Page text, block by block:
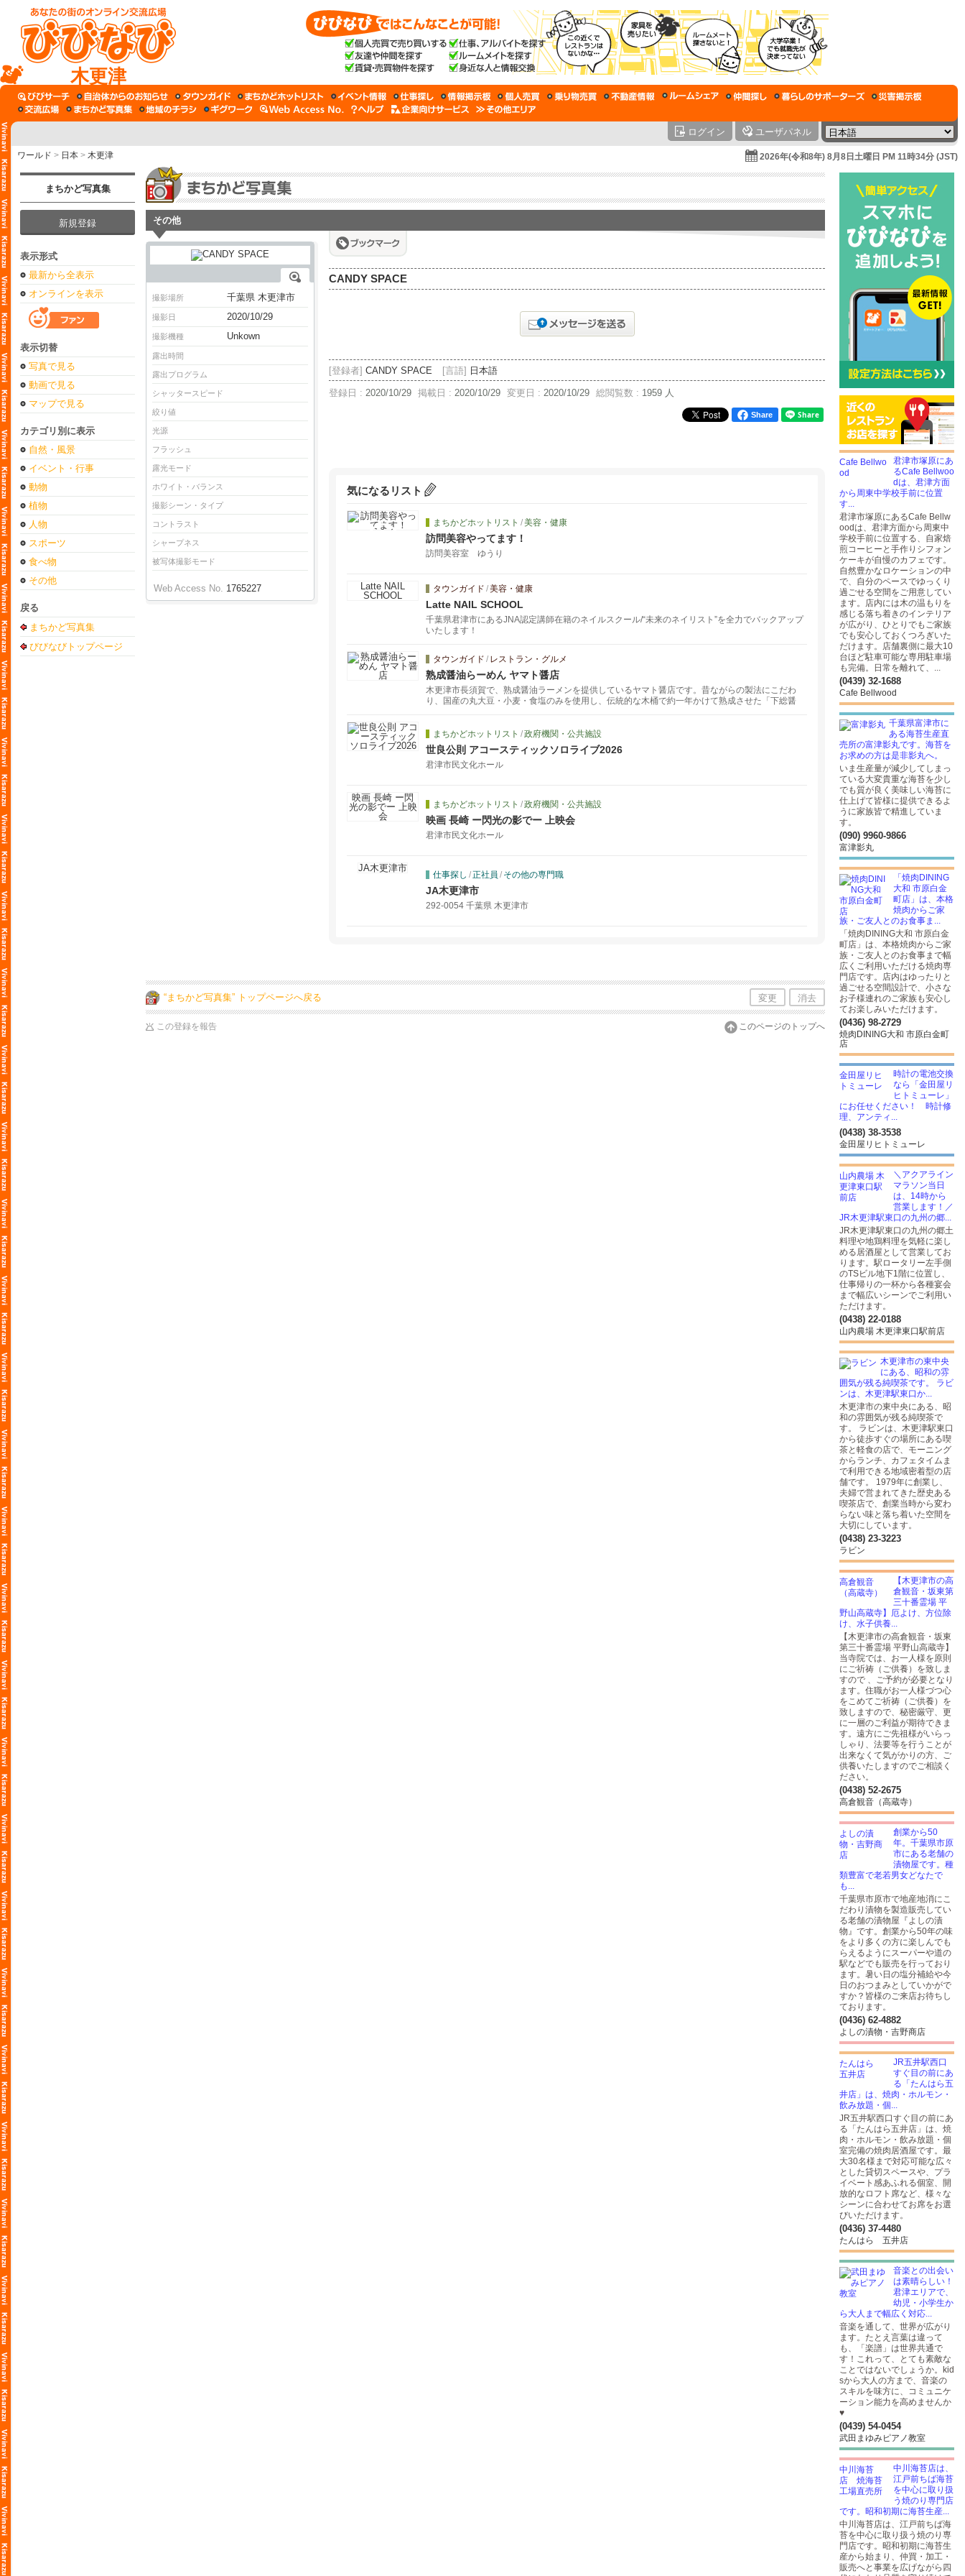
木更津
ログイン ユーザパネル
ワールド > 日本 > 木更津 2026年(令和8年) 8月8日土曜日 PM 11時34分 (JST)
まちかど写真集
新規登録
表示形式
最新から全表示
オンラインを表示
表示切替
写真で見る
動画で見る
マップで見る
カテゴリ別に表示
自然・風景
イベント・行事
動物
植物
人物
スポーツ
食べ物
その他
戻る
まちかど写真集
びびなびトップページ
その他
撮影場所 千葉県 木更津市
撮影日 2020/10/29
撮影機種 Unkown
露出時間
露出プログラム
シャッタースピード
絞り値
光源
フラッシュ
露光モード
ホワイト・バランス
撮影シーン・タイプ
コントラスト
シャープネス
被写体撮影モード
Web Access No. 1765227
CANDY SPACE
[登録者] CANDY SPACE [言語] 日本語
登録日 : 2020/10/29 掲載日 : 2020/10/29 変更日 : 2020/10/29 総閲覧数 : 1959 人
Share
気になるリスト
まちかどホットリスト /美容・健康
訪問美容やってます！
訪問美容室 ゆうり
タウンガイド /美容・健康
Latte NAIL SCHOOL
千葉県君津市にあるJNA認定講師在籍のネイルスクール/“未来のネイリスト”を全力でバックアップ
いたします！
タウンガイド / レストラン・グルメ
熟成醤油らーめん ヤマト醤店
木更津市長須賀で、熟成醤油ラーメンを提供しているヤマト醤店です。昔ながらの製法にこだわ
り、国産の丸大豆・小麦・食塩のみを使用し、伝統的な木桶で約一年かけて熟成させた「下総醤
まちかどホットリスト /政府機関・公共施設
世良公則 アコースティックソロライブ2026
君津市民文化ホール
まちかどホットリスト /政府機関・公共施設
映画 長崎 ー閃光の影でー 上映会
君津市民文化ホール
仕事探し /正社員 / その他の専門職
JA木更津市
292-0054 千葉県 木更津市
“まちかど写真集” トップページへ戻る 変更 消去
この登録を報告 このページのトップへ
君津市塚原にあ
るCafe Bellwoo
dは、君津方面
から周東中学校手前に位置
す...
君津市塚原にあるCafe Bellw
oodは、君津方面から周東中
学校手前に位置する、自家焙
煎コーヒーと手作りシフォン
ケーキが自慢のカフェです。
自然豊かなロケーションの中
で、自分のペースでゆっくり
過ごせる空間をご用意してい
ます。店内には木の温もりを
感じる落ち着きのインテリア
が広がり、ひとりでもご家族
でも安心しておくつろぎいた
だけます。店舗裏側に最大10
台ほど駐車可能な専用駐車場
も完備。日常を離れて、...
(0439) 32-1688
Cafe Bellwood
千葉県富津市に
ある海苔生産直
売所の富津影丸です。海苔を
お求めの方は是非影丸へ。
いま生産量が減少してしまっ
ている大変貴重な海苔を少し
でも質が良く美味しい海苔に
仕上げて皆様に提供できるよ
うに家族皆で精進していま
す。
(090) 9960-9866
富津影丸
「焼肉DINING
大和 市原白金
町店」は、本格
焼肉からご家
族・ご友人とのお食事ま...
「焼肉DINING大和 市原白金
町店」は、本格焼肉からご家
族・ご友人とのお食事まで幅
広くご利用いただける焼肉専
門店です。店内はゆったりと
過ごせる空間設計で、小さな
お子様連れのご家族も安心し
てお楽しみいただけます。
(0436) 98-2729
焼肉DINING大和 市原白金町
店
時計の電池交換
なら「金田屋リ
ヒトミューレ」
にお任せください！ 時計修
理、アンティ...
(0438) 38-3538
金田屋リヒトミューレ
＼アクアライン
マラソン当日
は、14時から
営業します！／
JR木更津駅東口の九州の郷...
JR木更津駅東口の九州の郷土
料理や地鶏料理を気軽に楽し
める居酒屋として営業してお
ります。駅ロータリー左手側
のTSビル地下1階に位置し、
仕事帰りの一杯から各種宴会
まで幅広いシーンでご利用い
ただけます。
(0438) 22-0188
山内農場 木更津東口駅前店
木更津市の東中央
にある、昭和の雰
囲気が残る純喫茶です。 ラビ
ンは、木更津駅東口か...
木更津市の東中央にある、昭
和の雰囲気が残る純喫茶で
す。 ラビンは、木更津駅東口
から徒歩すぐの場所にある喫
茶と軽食の店で、モーニング
からランチ、カフェタイムま
で利用できる地域密着型の店
舗です。 1979年に創業し、
夫婦で営まれてきた歴史ある
喫茶店で、創業当時から変わ
らない味と落ち着いた空間を
大切にしています。
(0438) 23-3223
ラビン
【木更津市の高
倉観音・坂東第
三十番霊場 平
野山高蔵寺】厄よけ、方位除
け、水子供養...
【木更津市の高倉観音・坂東
第三十番霊場 平野山高蔵寺】
当寺院では、お一人様を原則
にご祈祷（ご供養）を致しま
すので 、ご予約が必要となり
ます。住職がお一人様づつ心
をこめてご祈祷（ご供養）を
致しますので、秘密厳守、更
に一層のご利益が期待できま
す。遠方にご先祖様がいらっ
しゃり、法要等を行うことが
出来なくて気がかりの方、ご
供養いたしますのでご相談く
ださい。
(0438) 52-2675
高倉観音（高蔵寺）
創業から50
年。千葉県市原
市にある老舗の
漬物屋です。種
類豊富で老若男女どなたで
も...
千葉県市原市で地産地消にこ
だわり漬物を製造販売してい
る老舗の漬物屋『よしの漬
物』です。創業から50年の味
をより多くの方に楽しんでも
らえるようにスーパーや道の
駅などでも販売を行っており
ます。暑い日の塩分補給や今
日のおつまみとしていかがで
すか？皆様のご来店お待ちし
ております。
(0436) 62-4882
よしの漬物・吉野商店
JR五井駅西口
すぐ目の前にあ
る「たんはら五
井店」は、焼肉・ホルモン・
飲み放題・個...
JR五井駅西口すぐ目の前にあ
る「たんはら五井店」は、焼
肉・ホルモン・飲み放題・個
室完備の焼肉居酒屋です。最
大30名様まで対応可能な広々
とした貸切スペースや、プラ
イベート感あふれる個室、開
放的なロフト席など、様々な
シーンに合わせてお席をお選
びいただけます。
(0436) 37-4480
たんはら 五井店
音楽との出会い
は素晴らしい！
君津エリアで、
幼児・小学生か
ら大人まで幅広く対応...
音楽を通して、世界が広がり
ます。たとえ言葉は違って
も、「楽譜」は世界共通で
す！これって、とても素敵な
ことではないでしょうか。kid
sから大人の方まで、音楽の
スキルを味方に、コミュニケ
ーション能力を高めませんか
♥
(0439) 54-0454
武田まゆみピアノ教室
中川海苔店は、
江戸前ちば海苔
を中心に取り扱
う焼のり専門店
です。昭和初期に海苔生産...
中川海苔店は、江戸前ちば海
苔を中心に取り扱う焼のり専
門店です。昭和初期に海苔生
産から始まり、仲買・加工・
販売へと事業を広げながら四